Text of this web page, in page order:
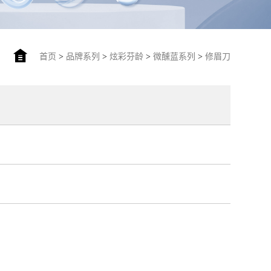
首页 > 品牌系列 > 炫彩芬龄> 微醺蓝系列 > 修眉刀